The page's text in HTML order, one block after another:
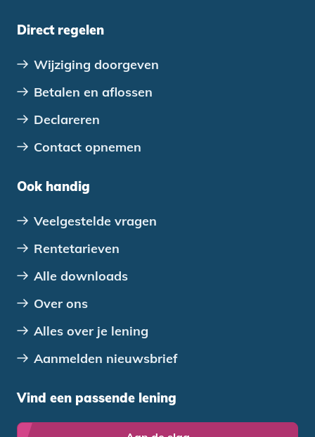
Direct regelen
Wijziging doorgeven
Betalen en aflossen
Declareren
Contact opnemen
Ook handig
Veelgestelde vragen
Rentetarieven
Alle downloads
Over ons
Alles over je lening
Aanmelden nieuwsbrief
Vind een passende lening